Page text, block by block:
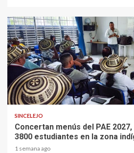
1 min read
SINCELEJO
Concertan menús del PAE
3800 estudiantes en la zona
1 semana ago